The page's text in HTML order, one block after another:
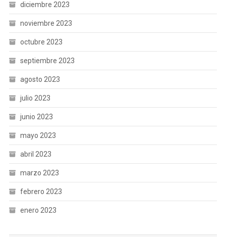
diciembre 2023
noviembre 2023
octubre 2023
septiembre 2023
agosto 2023
julio 2023
junio 2023
mayo 2023
abril 2023
marzo 2023
febrero 2023
enero 2023